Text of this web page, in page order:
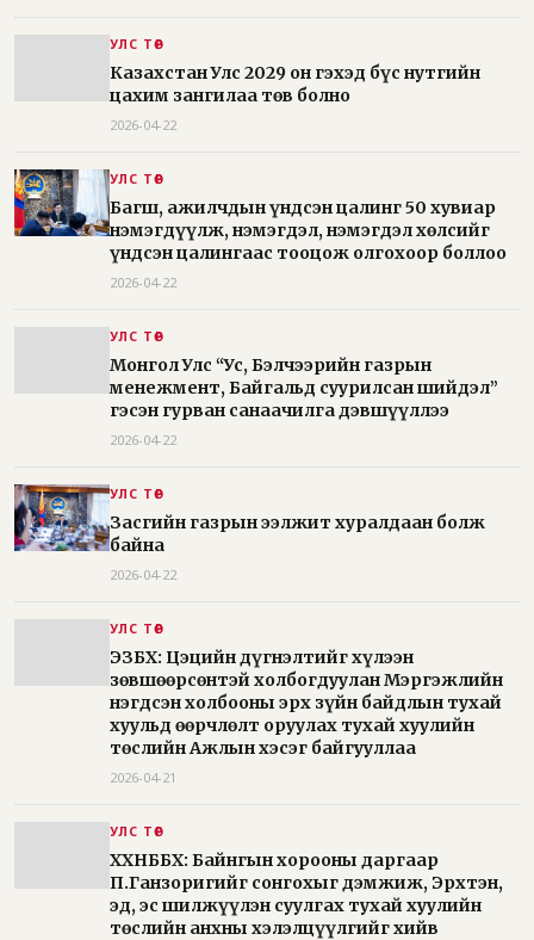
УЛС ТӨР
Казахстан Улс 2029 он гэхэд бүс нутгийн
цахим зангилаа төв болно
2026-04-22
УЛС ТӨР
Багш, ажилчдын үндсэн цалинг 50 хувиар
нэмэгдүүлж, нэмэгдэл, нэмэгдэл хөлсийг
үндсэн цалингаас тооцож олгохоор боллоо
2026-04-22
УЛС ТӨР
Монгол Улс “Ус, Бэлчээрийн газрын
менежмент, Байгальд суурилсан шийдэл”
гэсэн гурван санаачилга дэвшүүллээ
2026-04-22
УЛС ТӨР
Засгийн газрын ээлжит хуралдаан болж
байна
2026-04-22
УЛС ТӨР
ЭЗБХ: Цэцийн дүгнэлтийг хүлээн
зөвшөөрсөнтэй холбогдуулан Мэргэжлийн
нэгдсэн холбооны эрх зүйн байдлын тухай
хуульд өөрчлөлт оруулах тухай хуулийн
төслийн Ажлын хэсэг байгууллаа
2026-04-21
УЛС ТӨР
ХХНББХ: Байнгын хорооны даргаар
П.Ганзоригийг сонгохыг дэмжиж, Эрхтэн,
эд, эс шилжүүлэн суулгах тухай хуулийн
төслийн анхны хэлэлцүүлгийг хийв